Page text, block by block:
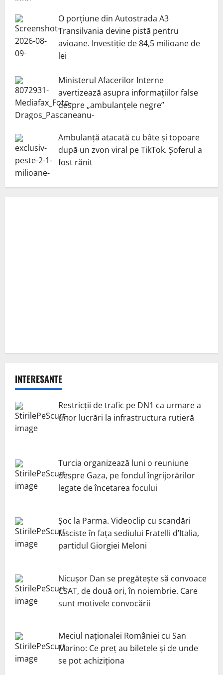
O porțiune din Autostrada A3
Transilvania devine pistă pentru
avioane. Investiție de 84,5 milioane de
lei
Ministerul Afacerilor Interne
avertizează asupra informațiilor false
despre „ambulanțele negre”
Ambulanță atacată cu bâte și topoare
după un zvon viral pe TikTok. Șoferul a
fost rănit
INTERESANTE
Restricții de trafic pe DN1 ca urmare a
unor lucrări la infrastructura rutieră
Turcia organizează luni o reuniune
despre Gaza, pe fondul îngrijorărilor
legate de încetarea focului
Șoc la Parma. Videoclip cu scandări
fasciste în fața sediului Fratelli d’Italia,
partidul Giorgiei Meloni
Nicuşor Dan se pregăteşte să convoace
CSAT, de două ori, în noiembrie. Care
sunt motivele convocării
Meciul naționalei României cu San
Marino: Ce preț au biletele și de unde
se pot achiziționa